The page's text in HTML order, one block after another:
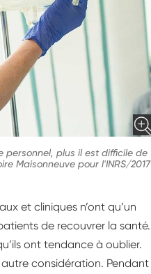
personnel, plus il est difficile de
Maisonneuve pour l'INRS/2017
et cliniques n’ont qu’un
de recouvrer la santé.
ont tendance à oublier.
considération. Pendant